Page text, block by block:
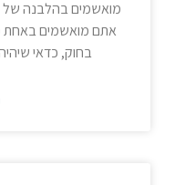
מואשמים בהלבנה של
אתם מואשמים באחת
בחוק, כדאי